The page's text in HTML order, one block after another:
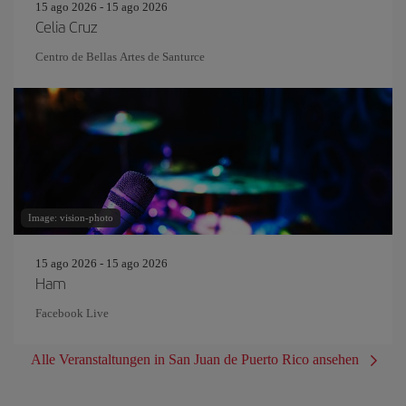
15 ago 2026 - 15 ago 2026
Celia Cruz
Centro de Bellas Artes de Santurce
Image: vision-photo
15 ago 2026 - 15 ago 2026
Ham
Facebook Live
Alle Veranstaltungen in San Juan de Puerto Rico ansehen